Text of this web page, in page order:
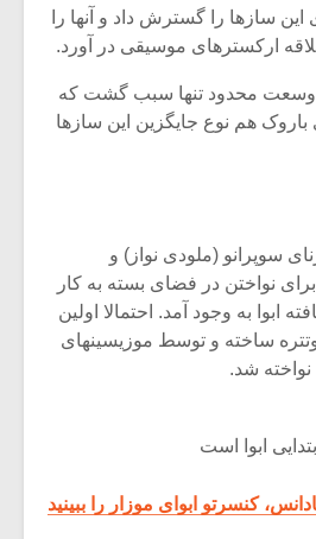
این سازها را گسترش داد و آنها را
ارکسترهای موسیقی در آورد.
محدود تنها سبب گشت که
هم نوع جایگزین این سازها
سوپرانو (ملودی نواز) و
نواختن در فضای بسته به کار
ابوا به وجود آمد. احتمالا اولین
ساخته و توسط موزیسینهای
نواخته شد.
ابوا است
کنسرتو ابوای موزار را ببینید
«متری
نیم»
توانی
باشی،
موسیقی
موسیقی
برگزار
سکانسی
موسیقی